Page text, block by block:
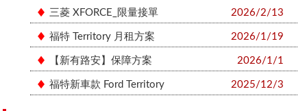
三菱 XFORCE_限量接單 2026/2/13
福特 Territory 月租方案 2026/1/19
【新有路安】保障方案 2026/1/1
福特新車款 Ford Territory 2025/12/3